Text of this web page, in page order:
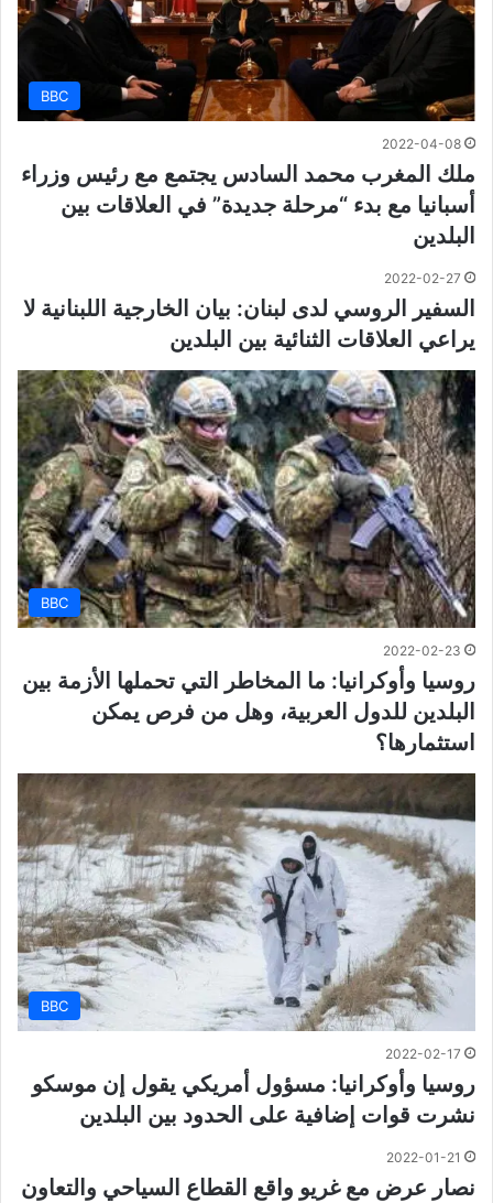
BBC
2022-04-08
ملك المغرب محمد السادس يجتمع مع رئيس وزراء
أسبانيا مع بدء “مرحلة جديدة” في العلاقات بين
البلدين
2022-02-27
السفير الروسي لدى لبنان: بيان الخارجية اللبنانية لا
يراعي العلاقات الثنائية بين البلدين
BBC
2022-02-23
روسيا وأوكرانيا: ما المخاطر التي تحملها الأزمة بين
البلدين للدول العربية، وهل من فرص يمكن
استثمارها؟
BBC
2022-02-17
روسيا وأوكرانيا: مسؤول أمريكي يقول إن موسكو
نشرت قوات إضافية على الحدود بين البلدين
2022-01-21
نصار عرض مع غريو واقع القطاع السياحي والتعاون